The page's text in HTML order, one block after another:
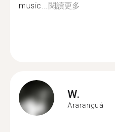
music... 閱讀更多
W.
Araranguá